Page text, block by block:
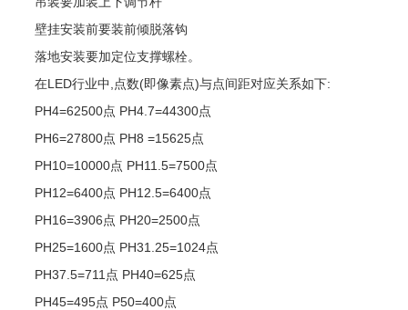
壁挂安装前要装前倾脱落钩
落地安装要加定位支撑螺栓。
在LED行业中,点数(即像素点)与点间距对应关系如下:
PH4=62500点 PH4.7=44300点
PH6=27800点 PH8 =15625点
PH10=10000点 PH11.5=7500点
PH12=6400点 PH12.5=6400点
PH16=3906点 PH20=2500点
PH25=1600点 PH31.25=1024点
PH37.5=711点 PH40=625点
PH45=495点 P50=400点